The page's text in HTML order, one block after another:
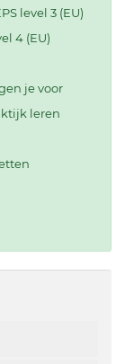
level 3 (EU)
4 (EU)
je voor
leren